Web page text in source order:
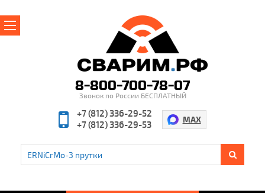
Производители
Полезная информация
8-800-700-78-07
Звонок по России БЕСПЛАТНЫЙ
+7 (812) 336-29-52
+7 (812) 336-29-53
MAX